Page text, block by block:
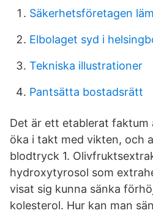
Säkerhetsföretagen
Elbolaget syd i
Tekniska illustrationer
Pantsätta bostadsrätt
Det är ett etablerat
öka i takt med vikten, och
blodtryck 1.
hydroxytyrosol som
visat sig kunna sänka
kolesterol. Hur kan man